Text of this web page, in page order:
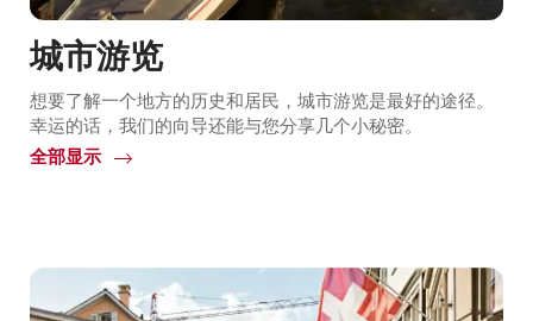
城市游览
想要了解一个地方的历史和居民，城市游览是最好的途径。
幸运的话，我们的向导还能与您分享几个小秘密。
全部显示
Common.Of